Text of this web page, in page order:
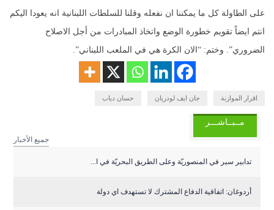
على الطاولة كل ما يمكننا ان نفعله وقلنا للسلطات اللبنانية انه يعودا اليكم
انتم ايضاً تقويم خطورة الوضع واتخاذ المبادرات من أجل الاصلاح
الضروري”. وختم: “الان الكرة هي في الملعب اللبناني”.
اقرار الموازنة جان ايف لودريان حسان دياب
مــبــاشـــر
جميع الأخبار
تدابير سير في المنصوريّة وعلى الطريق البحريّة في ا...
أردوغان: اتفاقية الدفاع المشترك لا تستهدف اي دولة